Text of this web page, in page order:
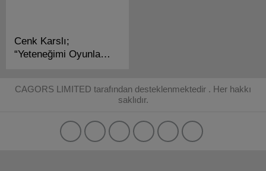
Cenk Karslı;
“Yeteneğimi Oyunlarla
CAGORS LIMITED tarafından desteklenmektedir . Her hakkı
saklıdır.